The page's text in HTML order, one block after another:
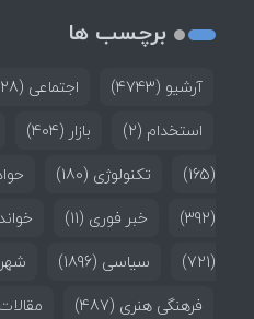
برچسب ها
آرشیو (4743) اجتماعی (2728)
استخدام (2) بازار (404)
(165)
تکنولوژی (180)
(392)
خبر فوری (11)
(721)
سیاسی (1896)
فرهنگی هنری (487) مقالات